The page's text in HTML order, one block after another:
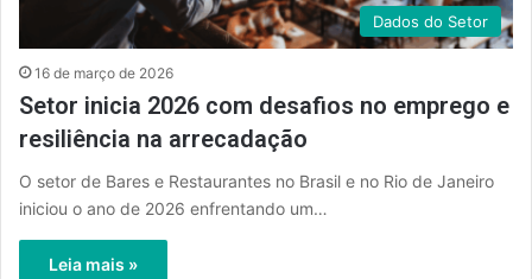
Dados do Setor
16 de março de 2026
Setor inicia 2026 com desafios no emprego e
resiliência na arrecadação
O setor de Bares e Restaurantes no Brasil e no Rio de Janeiro
iniciou o ano de 2026 enfrentando um…
Leia mais »